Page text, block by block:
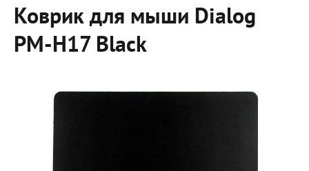
Коврик для мыши Dialog
PM-H17 Black